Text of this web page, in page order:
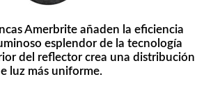
Amerbrite añaden la eficiencia
esplendor de la tecnología
del reflector crea una distribución
luz más uniforme.